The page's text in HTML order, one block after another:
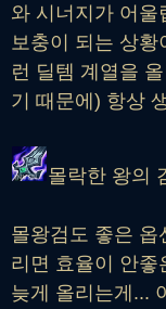
와 시너지가 어울
보충이 되는 상
런 딜템 계열을
기 때문에) 항상
몰락한 왕의
몰왕검도 좋은 옵
리면 효율이 안좋
늦게 올리는게...